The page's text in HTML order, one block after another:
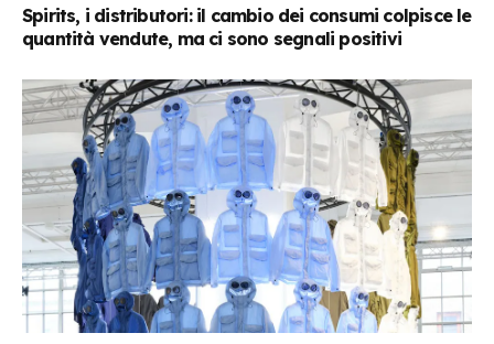
Spirits, i distributori: il cambio dei consumi colpisce le
quantità vendute, ma ci sono segnali positivi